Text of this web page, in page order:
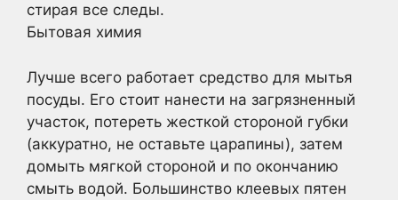
стирая все следы.
Бытовая химия
Лучше всего работает средство для мытья
посуды. Его стоит нанести на загрязненный
участок, потереть жесткой стороной губки
(аккуратно, не оставьте царапины), затем
домыть мягкой стороной и по окончанию
смыть водой. Большинство клеевых пятен